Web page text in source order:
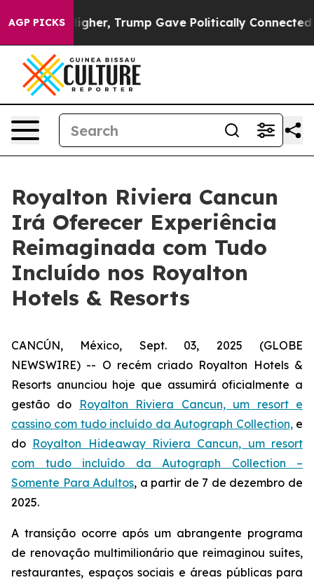
AGP PICKSHigher, Trump Gave Politically Connected oil
Royalton Riviera Cancun
Irá Oferecer Experiência
Reimaginada com Tudo
Incluído nos Royalton
Hotels & Resorts
CANCÚN, México, Sept. 03, 2025 (GLOBE
NEWSWIRE) -- O recém criado Royalton Hotels &
Resorts anunciou hoje que assumirá oficialmente a
gestão do
Royalton Riviera Cancun, um resort e
cassino com tudo incluído da Autograph Collection,e
do Royalton Hideaway Riviera Cancun, um resort
com tudo incluído da Autograph Collection –
Somente Para Adultos, a partir de 7 de dezembro de
2025.
A transição ocorre após um abrangente programa
de renovação multimilionário que reimaginou suítes,
restaurantes, espaços sociais e áreas públicas para